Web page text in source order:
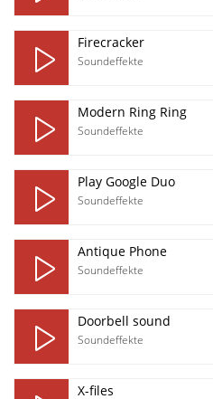
Firecracker
Soundeffekte
Modern Ring Ring
Soundeffekte
Play Google Duo
Soundeffekte
Antique Phone
Soundeffekte
Doorbell sound
Soundeffekte
X-files